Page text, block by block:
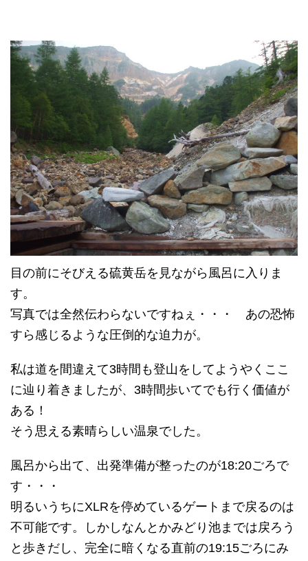
目の前にそびえる硫黄岳を見ながら風呂に入りま
す。
写真では全然伝わらないですねぇ・・・ あの恐怖
すら感じるような圧倒的な迫力が。
私は道を間違えて3時間も登山をしてようやくここ
に辿り着きましたが、3時間歩いてでも行く価値が
ある！
そう思える素晴らしい温泉でした。
風呂から出て、出発準備が整ったのが18:20ごろで
す・・・
明るいうちにXLRを停めているゲートまで戻るのは
不可能です。しかしなんとかみどり池までは戻ろう
と歩きだし、完全に暗くなる直前の19:15ごろにみ